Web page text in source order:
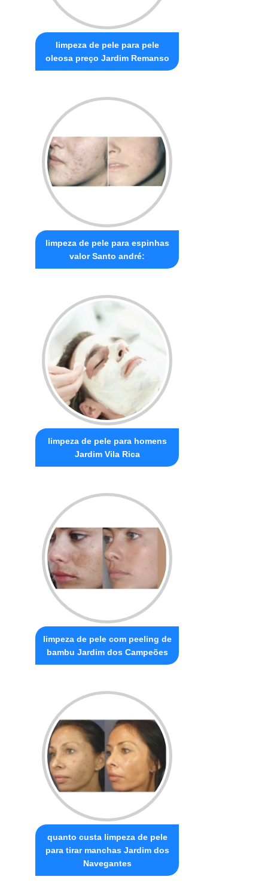
limpeza de pele para pele
oleosa preço Jardim Remanso
limpeza de pele para espinhas
valor Santo andré:
limpeza de pele para homens
Jardim Vila Rica
limpeza de pele com peeling de
bambu Jardim dos Campeões
quanto custa limpeza de pele
para tirar manchas Jardim dos
Navegantes